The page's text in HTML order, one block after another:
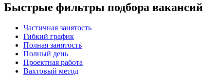
Быстрые фильтры подбора вакансий
Частичная занятость
Гибкий график
Полная занятость
Полный день
Проектная работа
Вахтовый метод